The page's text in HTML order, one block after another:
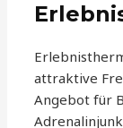
attraktive
Angebot für